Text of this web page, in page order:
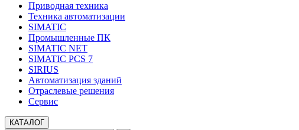
Приводная техника
Техника автоматизации
SIMATIC
Промышленные ПК
SIMATIC NET
SIMATIC PCS 7
SIRIUS
Автоматизация зданий
Отраслевые решения
Сервис
КАТАЛОГ